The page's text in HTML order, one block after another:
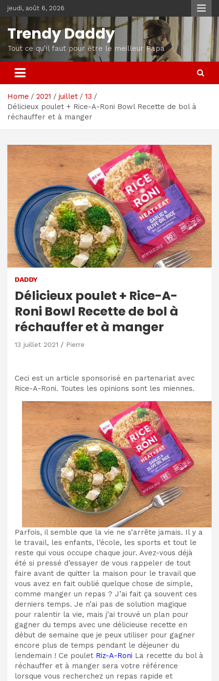
Skip
to
content
jeudi, août 6, 2026
Trendy Daddy
Tout ce qu'il faut pour être le meilleur Papa
Home 2021 juillet
13
Délicieux poulet + Rice-A-Roni Bowl Recette de bol à
réchauffer et à manger
DADDY
Délicieux poulet + Rice-A-
Roni Bowl Recette de bol à
réchauffer et à manger
13 juillet 2021 Pierre
Ceci est un article sponsorisé en partenariat avec
Rice-A-Roni. Toutes les opinions sont les miennes.
Parfois, il semble que la vie ne s’arrête jamais. Il y a
le travail, les enfants, l’école, les sports et tout le
reste qui vous occupe chaque jour. Avez-vous déjà
été si pressé d’essayer de vous rappeler de tout
faire avant de quitter la maison pour le travail que
vous avez en fait oublié quelque chose de simple,
comme manger un repas ? J’ai fait ça souvent ces
derniers temps. Je n’ai pas de solution magique
pour ralentir la vie, mais j’ai trouvé un plan pour
gagner du temps avec une délicieuse recette en
début de semaine que je peux utiliser pour gagner
encore plus de temps pendant le déjeuner du
lendemain ! Ce poulet Riz-A-Roni La recette du bol à
réchauffer et à manger sera votre référence
lorsque vous recherchez un repas rapide et